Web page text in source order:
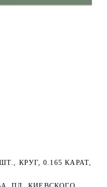
КРУГ, 0.165 КАРАТ,